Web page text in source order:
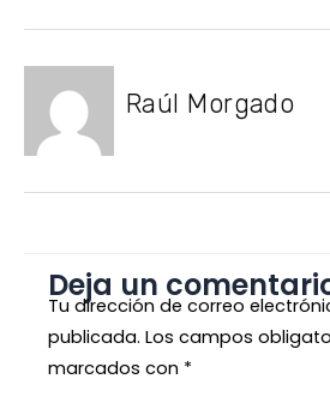
Raúl Morgado
Deja un
Tu dirección de correo
publicada. Los campos
marcados con *